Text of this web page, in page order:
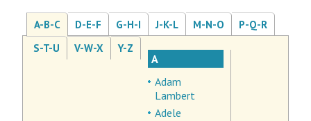
A-B-C D-E-F G-H-I J-K-L M-N-O
P-Q-R
S-T-U
V-W-X Y-Z
A
Adam
Lambert
Adele